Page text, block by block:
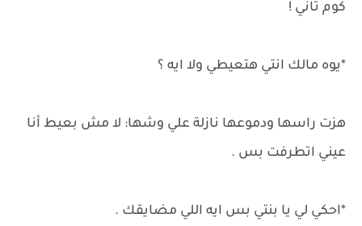
كوم تاني !
*يوه مالك انتي هتعيطي ولا ايه ؟
هزت راسها ودموعها نازلة علي وشها: لا مش بعيط أنا
عيني اتطرفت بس .
*احكي لي يا بنتي بس ايه اللي مضايقك .